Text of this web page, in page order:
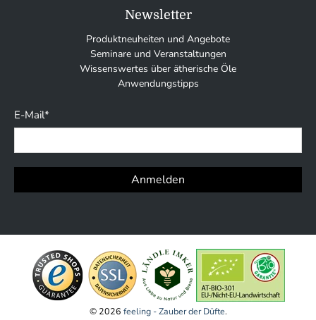
Newsletter
Produktneuheiten und Angebote
Seminare und Veranstaltungen
Wissenswertes über ätherische Öle
Anwendungstipps
E-Mail*
Anmelden
© 2026 feeling - Zauber der Düfte.